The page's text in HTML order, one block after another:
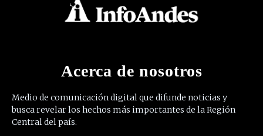
Acerca de nosotros
Medio de comunicación digital que difunde noticias y
busca revelar los hechos más importantes de la Región
Central del país.